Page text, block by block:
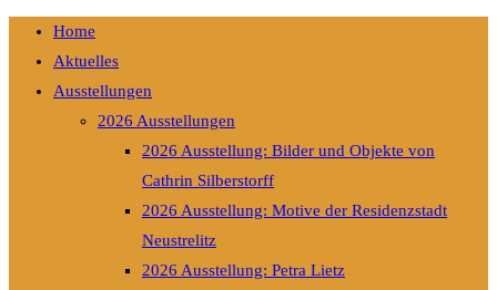
Home
Aktuelles
Ausstellungen
2026 Ausstellungen
2026 Ausstellung: Bilder und Objekte von
Cathrin Silberstorff
2026 Ausstellung: Motive der Residenzstadt
Neustrelitz
2026 Ausstellung: Petra Lietz